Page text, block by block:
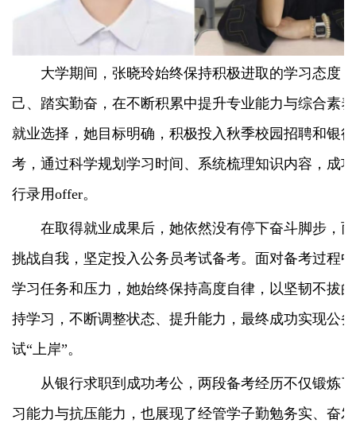
大学期间，张晓玲始终保持积极进取的学习态度
己、踏实勤奋，在不断积累中提升专业能力与综合素
就业选择，她目标明确，积极投入秋季校园招聘和银
考，通过科学规划学习时间、系统梳理知识内容，成
行录用offer。
在取得就业成果后，她依然没有停下奋斗脚步，
挑战自我，坚定投入公务员考试备考。面对备考过程
学习任务和压力，她始终保持高度自律，以坚韧不拔
持学习，不断调整状态、提升能力，最终成功实现公
试“上岸”。
从银行求职到成功考公，两段备考经历不仅锻炼
习能力与抗压能力，也展现了经管学子勤勉务实、奋